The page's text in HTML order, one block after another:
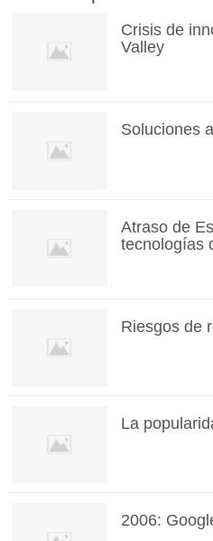
Crisis de
Valley
Soluciones
Atraso de
tecnologías
Riesgos de
La
2006: